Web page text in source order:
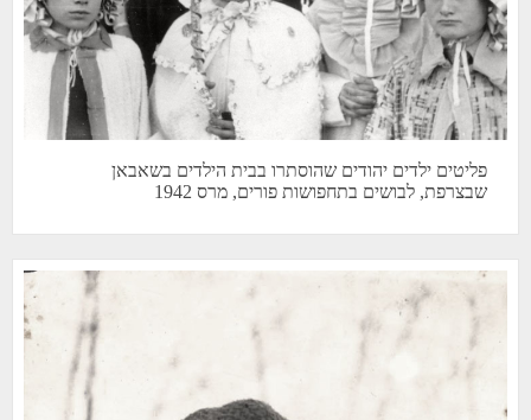
פליטים ילדים יהודים שהוסתרו בבית הילדים בשאבאן
שבצרפת, לבושים בתחפושות פורים, מרס 1942